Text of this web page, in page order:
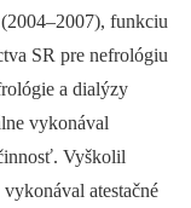
funkciu
SR pre nefrológiu
a dialýzy
vykonával
Vyškolil
atestačné